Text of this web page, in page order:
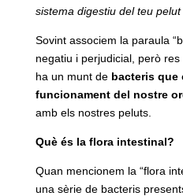
sistema digestiu del teu pelut
Sovint associem la paraula
negatiu i perjudicial, però
ha un munt de bacteris que
funcionament del nostre
amb els nostres peluts.
Què és la flora intestinal?
Quan mencionem la “flora
una sèrie de bacteris